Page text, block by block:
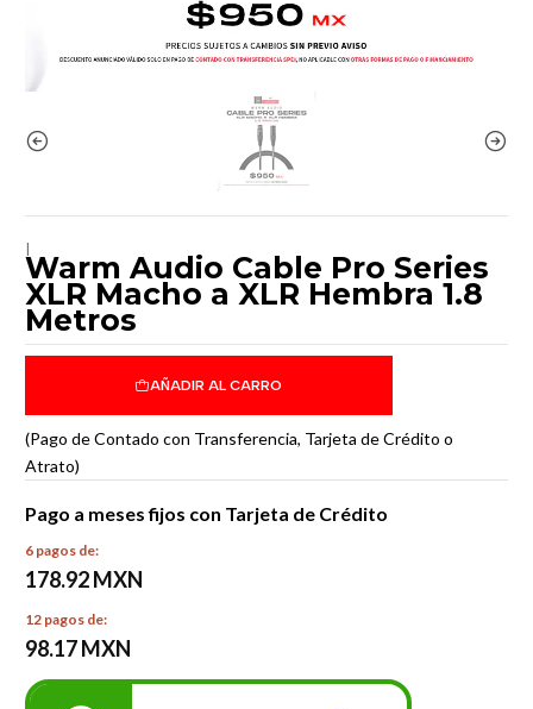
|
Warm Audio Cable Pro Series
XLR Macho a XLR Hembra 1.8
Metros
AÑADIR AL CARRO
(Pago de Contado con Transferencia, Tarjeta de Crédito o
Atrato)
Pago a meses fijos con Tarjeta de Crédito
6 pagos de:
178.92 MXN
12 pagos de:
98.17 MXN